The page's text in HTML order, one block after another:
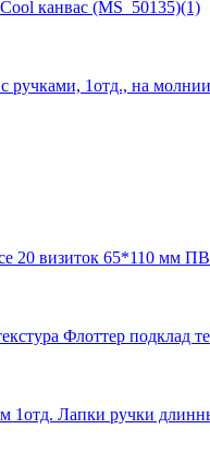
канвас (MS_50135)(1)
1отд., на
20 визиток 65*110 мм
Флоттер подклад
Лапки ручки